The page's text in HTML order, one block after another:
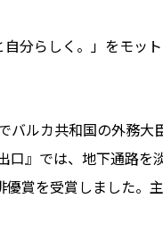
分らしく。」をモッ
バルカ共和国の外務
口』では、地下通路
賞を受賞しました。